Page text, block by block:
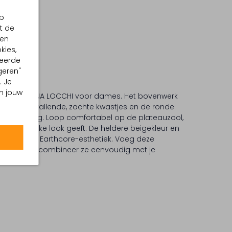
de
Je
jouwvan LINA LOCCHI voor dames. Het bovenwerk
met opvallende, zachte kwastjes en de ronde
uitstraling. Loop comfortabel op de plateauzool,
natuurlijke look geeft. De heldere beigekleur en
bij de Earthcore-esthetiek. Voeg deze
en combineer ze eenvoudig met je